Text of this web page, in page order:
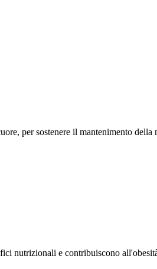
per sostenere il mantenimento della
nutrizionali e contribuiscono